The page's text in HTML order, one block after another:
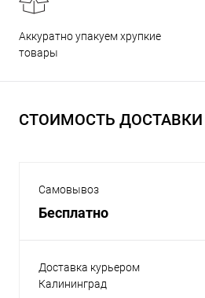
Аккуратно упакуем хрупкие
товары
СТОИМОСТЬ ДОСТАВКИ
Самовывоз
Бесплатно
Доставка курьером
Калининград